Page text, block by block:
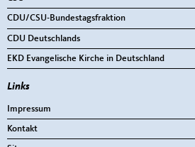
CDU/CSU-Bundestagsfraktion
CDU Deutschlands
EKD Evangelische Kirche in Deutschland
Links
Impressum
Kontakt